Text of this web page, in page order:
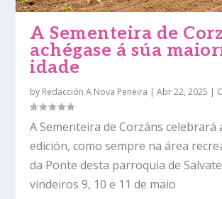
A Sementeira de
achégase á súa
idade
by Redacción A Nova Peneira |Abr 22, 2025 |
A Sementeira de Corzáns celebrará
edición, como sempre na área
da Ponte desta parroquia de
vindeiros 9, 10 e 11 de maio